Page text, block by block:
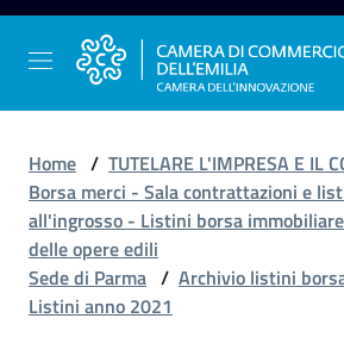
Vai al contenuto
Vai alla navigazione
Vai al footer
La
Camera
dell'Emilia
Home / TUTELARE L'IMPRESA E IL
Borsa merci - Sala contrattazioni e
all'ingrosso - Listini borsa
delle opere edili
Sede di Parma / Archivio listini
Listini anno 2021